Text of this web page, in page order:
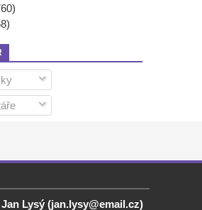
Jan Lysý (jan.lysy@email.cz)